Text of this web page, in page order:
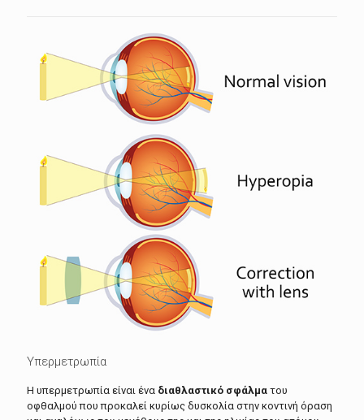
Υπερμετρωπία
Η υπερμετρωπία είναι ένα διαθλαστικό σφάλμα του
οφθαλμού που προκαλεί κυρίως δυσκολία στην κοντινή όραση